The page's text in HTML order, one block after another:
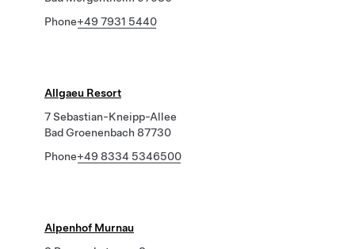
Phone+49 7931 5440
Allgaeu Resort
7 Sebastian-Kneipp-Allee
Bad Groenenbach 87730
Phone+49 8334 5346500
Alpenhof Murnau